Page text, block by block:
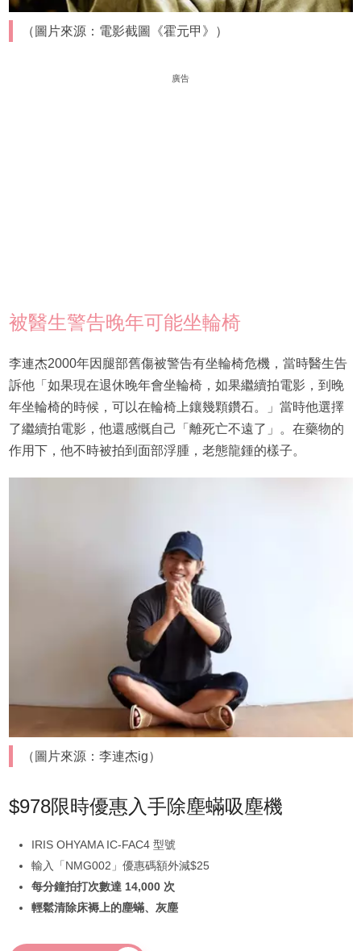
（圖片來源：電影截圖《霍元甲》）
廣告
被醫生警告晚年可能坐輪椅
李連杰2000年因腿部舊傷被警告有坐輪椅危機，當時醫生告
訴他「如果現在退休晚年會坐輪椅，如果繼續拍電影，到晚
年坐輪椅的時候，可以在輪椅上鑲幾顆鑽石。」當時他選擇
了繼續拍電影，他還感慨自己「離死亡不遠了」。在藥物的
作用下，他不時被拍到面部浮腫，老態龍鍾的樣子。
（圖片來源：李連杰ig）
$978限時優惠入手除塵蟎吸塵機
IRIS OHYAMA IC-FAC4 型號
輸入「NMG002」優惠碼額外減$25
每分鐘拍打次數達 14,000 次
輕鬆清除床褥上的塵蟎、灰塵